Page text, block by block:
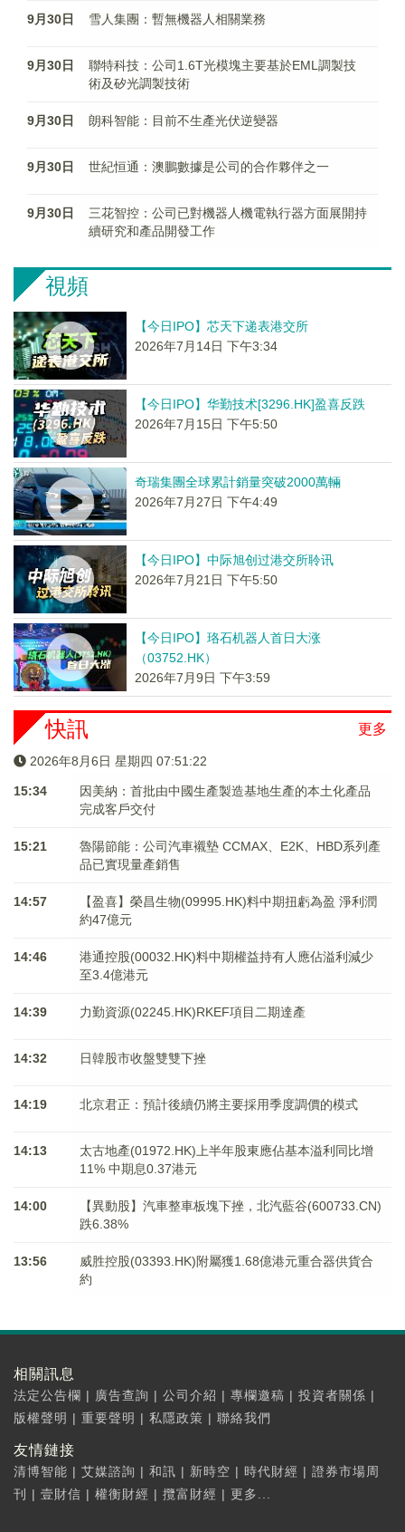
9月30日 雪人集團：暫無機器人相關業務
9月30日
聯特科技：公司1.6T光模塊主要基於EML調製技
術及矽光調製技術
9月30日 朗科智能：目前不生產光伏逆變器
9月30日 世紀恒通：澳鵬數據是公司的合作夥伴之一
9月30日
三花智控：公司已對機器人機電執行器方面展開持
續研究和產品開發工作
視頻
【今日IPO】芯天下递表港交所
2026年7月14日 下午3:34
【今日IPO】华勤技术[3296.HK]盈喜反跌
2026年7月15日 下午5:50
奇瑞集團全球累計銷量突破2000萬輛
2026年7月27日 下午4:49
【今日IPO】中际旭创过港交所聆讯
2026年7月21日 下午5:50
【今日IPO】珞石机器人首日大涨
（03752.HK）
2026年7月9日 下午3:59
更多
快訊
2026年8月6日 星期四 07:51:23
15:34
因美納：首批由中國生產製造基地生產的本土化產品
完成客戶交付
15:21
魯陽節能：公司汽車襯墊 CCMAX、E2K、HBD系列產
品已實現量產銷售
14:57
【盈喜】榮昌生物(09995.HK)料中期扭虧為盈 淨利潤
約47億元
14:46
港通控股(00032.HK)料中期權益持有人應佔溢利減少
至3.4億港元
14:39 力勤資源(02245.HK)RKEF項目二期達產
14:32 日韓股市收盤雙雙下挫
14:19 北京君正：預計後續仍將主要採用季度調價的模式
14:13
太古地產(01972.HK)上半年股東應佔基本溢利同比增
11% 中期息0.37港元
14:00
【異動股】汽車整車板塊下挫，北汽藍谷(600733.CN)
跌6.38%
13:56
威胜控股(03393.HK)附屬獲1.68億港元重合器供貨合
約
相關訊息
法定公告欄 | 廣告查詢 | 公司介紹 | 專欄邀稿 | 投資者關係 |
版權聲明 | 重要聲明 | 私隱政策 | 聯絡我們
友情鏈接
清博智能 | 艾媒諮詢 | 和訊 | 新時空 | 時代財經 | 證券市場周
刊
| 壹財信 | 權衡財經 | 攬富財經 | 更多...